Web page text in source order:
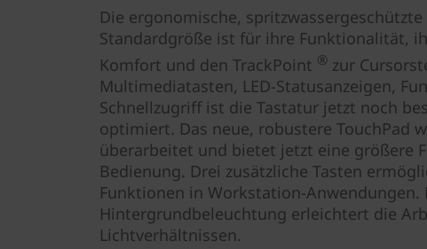
Die ergonomische,
Standardgröße ist für ihre Funktionalität,
Komfort und den TrackPoint ® zur
Multimediatasten, LED-Statusanzeigen,
Schnellzugriff ist die Tastatur jetzt noch
optimiert. Das neue, robustere TouchPad
überarbeitet und bietet jetzt eine größere
Bedienung. Drei zusätzliche Tasten
Funktionen in Workstation-Anwendungen.
Hintergrundbeleuchtung erleichtert die
Lichtverhältnissen.